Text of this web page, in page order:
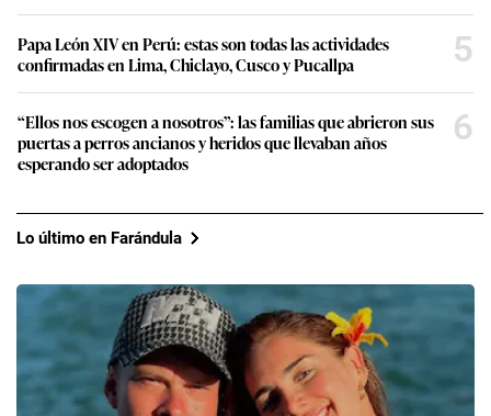
Papa León XIV en Perú: estas son todas las actividades
confirmadas en Lima, Chiclayo, Cusco y Pucallpa
5
“Ellos nos escogen a nosotros”: las familias que abrieron sus
puertas a perros ancianos y heridos que llevaban años
esperando ser adoptados
6
Lo último en Farándula